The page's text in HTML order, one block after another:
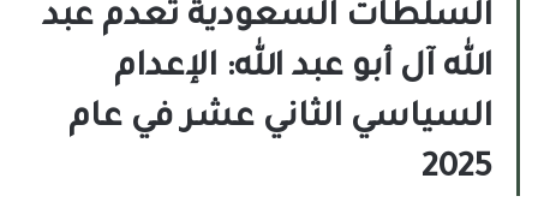
السلطات السعودية تُعدم عبد
الله آل أبو عبد الله: الإعدام
السياسي الثاني عشر في عام
2025